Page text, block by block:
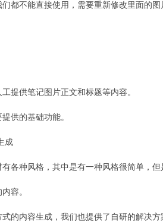
都不能直接使用，需要重新修改里面的
提供笔记图片正文和标题等内容。
供的基础功能。
成
各种风格，其中是有一种风格很简单，但
容。
的内容生成，我们也提供了自研的解决方